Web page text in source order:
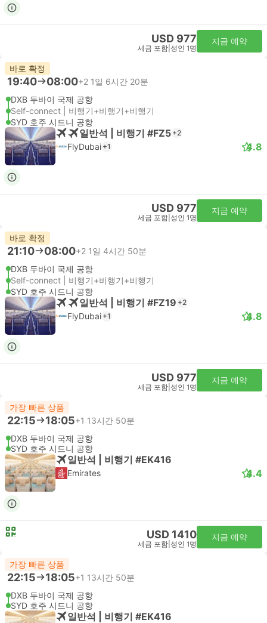
USD 977
세금 포함 성인 1명
지금 예약
바로 확정
19:40 08:00+2 1일 6시간 20분
DXB 두바이 국제 공항
Self-connect | 비행기+비행기+비행기
SYD 호주 시드니 공항
일반석 | 비행기 #FZ5 +2
FlyDubai +1 4.8
USD 977
세금 포함 성인 1명
지금 예약
바로 확정
21:10 08:00+2 1일 4시간 50분
DXB 두바이 국제 공항
Self-connect | 비행기+비행기+비행기
SYD 호주 시드니 공항
일반석 | 비행기 #FZ19 +2
FlyDubai +1 4.8
USD 977
세금 포함 성인 1명
지금 예약
가장 빠른 상품
22:15 18:05+1 13시간 50분
DXB 두바이 국제 공항
SYD 호주 시드니 공항
일반석 | 비행기 #EK416
Emirates 4.4
USD 1410
세금 포함 성인 1명
지금 예약
가장 빠른 상품
22:15 18:05+1 13시간 50분
DXB 두바이 국제 공항
SYD 호주 시드니 공항
일반석 | 비행기 #EK416